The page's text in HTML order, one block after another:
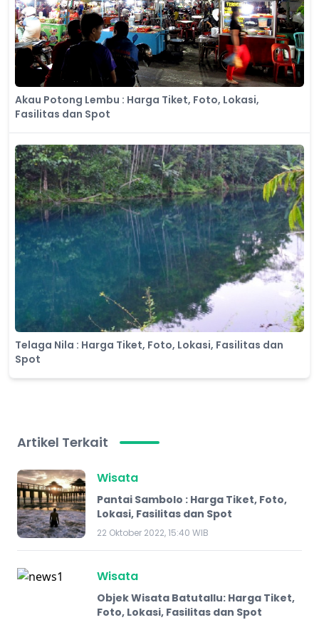
Akau Potong Lembu : Harga Tiket, Foto, Lokasi,
Fasilitas dan Spot
Telaga Nila : Harga Tiket, Foto, Lokasi, Fasilitas dan
Spot
Artikel Terkait
Wisata
Pantai Sambolo : Harga Tiket, Foto,
Lokasi, Fasilitas dan Spot
22 Oktober 2022, 15:40 WIB
Wisata
Objek Wisata Batutallu: Harga Tiket,
Foto, Lokasi, Fasilitas dan Spot